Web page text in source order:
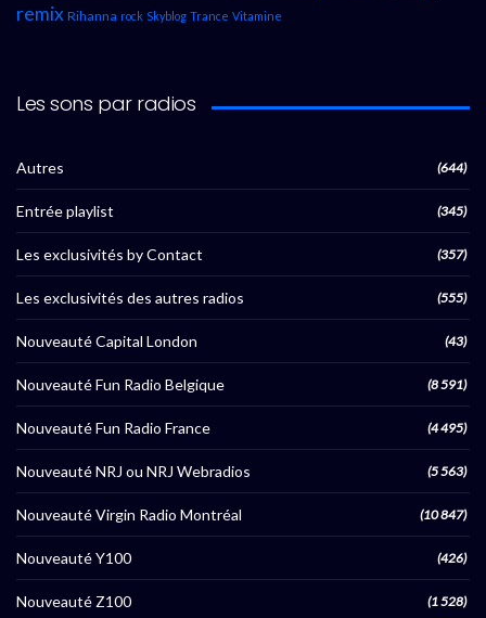
remix Rihanna rock Skyblog Trance Vitamine
Les sons par radios
Autres (644)
Entrée playlist (345)
Les exclusivités by Contact (357)
Les exclusivités des autres radios (555)
Nouveauté Capital London (43)
Nouveauté Fun Radio Belgique (8 591)
Nouveauté Fun Radio France (4 495)
Nouveauté NRJ ou NRJ Webradios (5 563)
Nouveauté Virgin Radio Montréal (10 847)
Nouveauté Y100 (426)
Nouveauté Z100 (1 528)